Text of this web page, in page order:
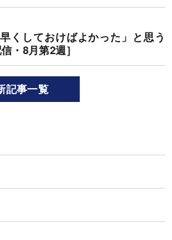
くしておけばよかった」と思う
・8月第2週］
記事一覧